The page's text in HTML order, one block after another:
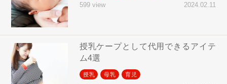
599 view 2024.02.11
授乳ケープとして代用できるアイテ
ム4選
授乳 母乳 育児